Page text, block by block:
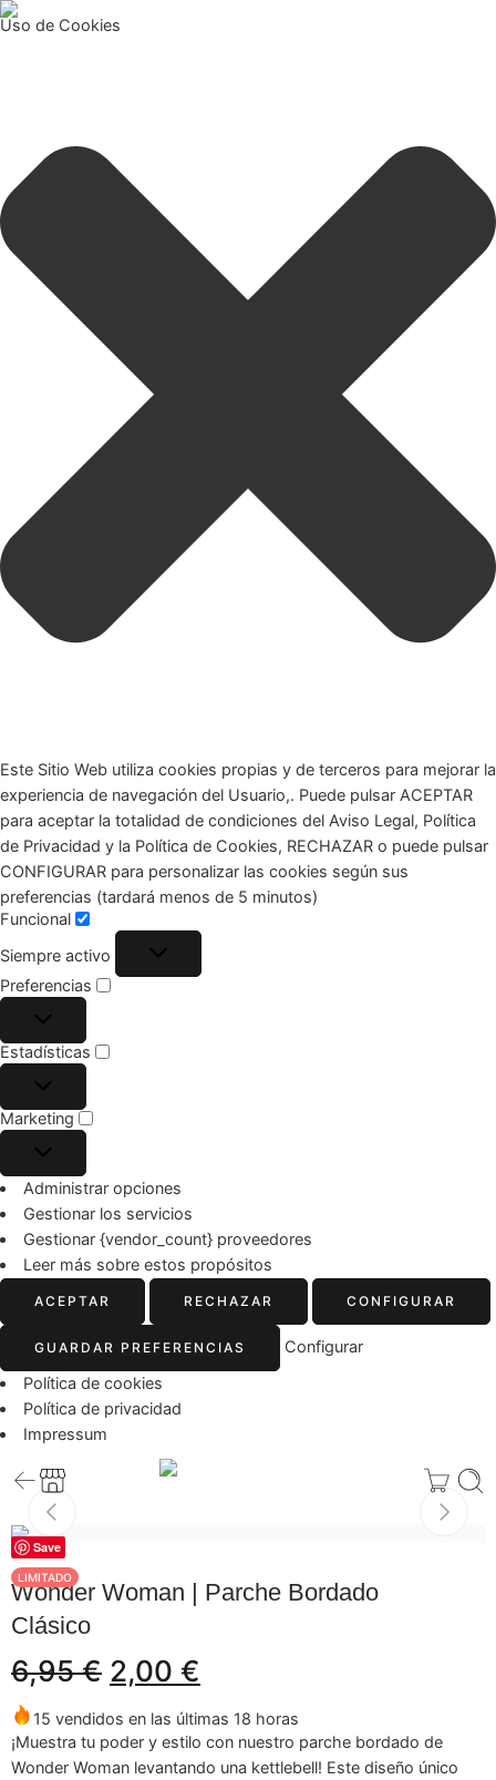
Uso de Cookies
Este Sitio Web utiliza cookies propias y de terceros para mejorar la
experiencia de navegación del Usuario,. Puede pulsar ACEPTAR
para aceptar la totalidad de condiciones del Aviso Legal, Política
de Privacidad y la Política de Cookies, RECHAZAR o puede pulsar
CONFIGURAR para personalizar las cookies según sus
preferencias (tardará menos de 5 minutos)
Funcional
Siempre activo
Preferencias
Estadísticas
Marketing
Administrar opciones
Gestionar los servicios
Gestionar {vendor_count} proveedores
Leer más sobre estos propósitos
ACEPTAR RECHAZAR CONFIGURAR
GUARDAR PREFERENCIAS
Configurar
Política de cookies
Política de privacidad
Impressum
-71%
LIMITADO
Save
Wonder Woman | Parche Bordado
Clásico
6,95€ 2,00 €
15 vendidos en las últimas 18 horas
¡Muestra tu poder y estilo con nuestro parche bordado de
Wonder Woman levantando una kettlebell! Este diseño único